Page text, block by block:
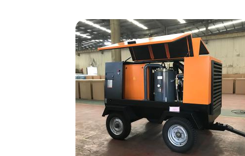
产品名称：
销售区域：
产品特点：
咨询电话：